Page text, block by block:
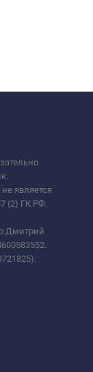
является
(2) ГК РФ.
Дмитрий